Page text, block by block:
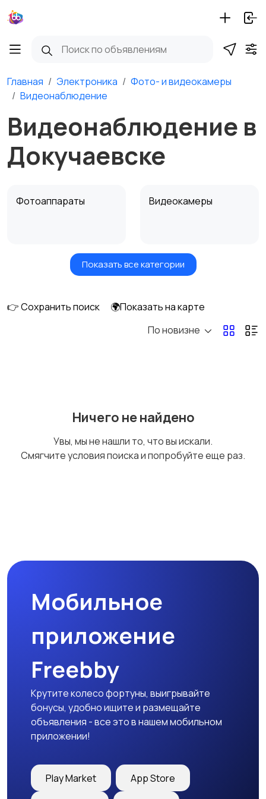
Главная Электроника
Фото- и видеокамеры
Видеонаблюдение
Видеонаблюдение в
Докучаевске
Фотоаппараты Видеокамеры
Видеонаблюдение Объективы
Аксессуары
стабилизаторы
оборудование
Показать все категории
👉 Сохранить поиск
🌍Показать на карте
По новизне
Ничего не найдено
Увы, мы не нашли то, что вы искали.
Смягчите условия поиска и попробуйте еще раз.
Мобильное
приложение
Freebby
Крутите колесо фортуны, выигрывайте
бонусы, удобно ищите и размещайте
объявления - все это в нашем мобильном
приложении!
Play Market App Store